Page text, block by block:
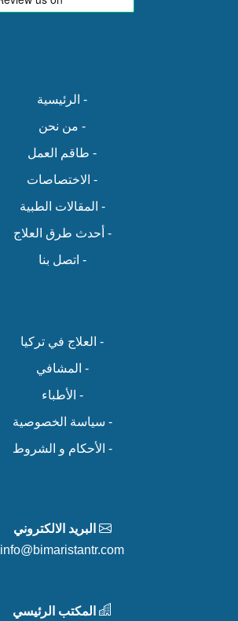
- الرئيسية
- من نحن
- طاقم العمل
- الاختصاصات
- المقالات الطبية
- أحدث طرق العلاج
- اتصل بنا
- العلاج في تركيا
- المشافي
- الأطباء
- سياسة الخصوصية
- الأحكام و الشروط
البريد الالكتروني
info@bimaristantr.com
المكتب الرئيسي